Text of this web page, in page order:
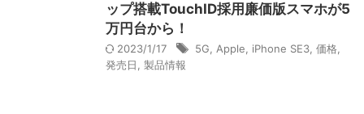
ップ搭載TouchID採用廉価版スマホが5
万円台から！
2023/1/17 5G Apple iPhone SE3 価格
発売日
製品情報